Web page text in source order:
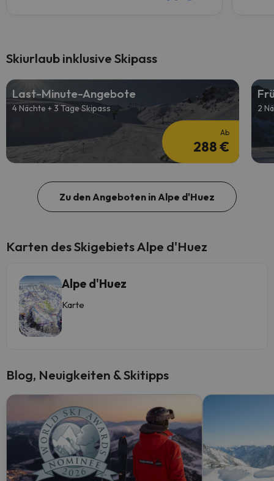
Skiurlaub inklusive Skipass
Last-Minute-Angebote
4 Nächte + 3 Tage Skipass
Ab
288 €
2
Zu den Angeboten in Alpe d'Huez
Karten des Skigebiets Alpe d'Huez
Alpe d'Huez
Karte
Blog, Neuigkeiten & Skitipps